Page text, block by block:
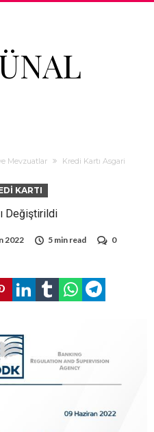
Mevzuatlar
Kredi Kartı Asgari
KARTI
Değiştirildi
2022 5 min read
0